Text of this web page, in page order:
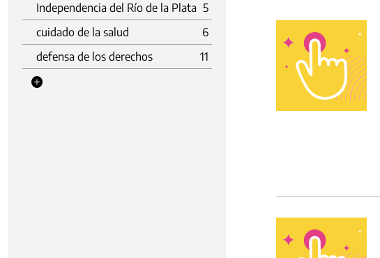
Independencia del Río de la Plata 5
cuidado de la salud
6
defensa de los derechos
11